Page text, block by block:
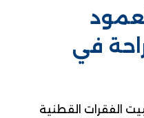
في
الفقرات القطنية